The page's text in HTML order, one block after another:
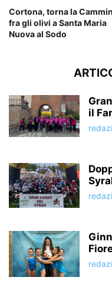
Cortona, torna la
fra gli olivi a Santa Maria
Nuova al Sodo
il